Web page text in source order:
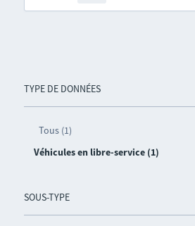
TYPE DE DONNÉES
Tous (1)
Véhicules en libre-service (1)
SOUS-TYPE